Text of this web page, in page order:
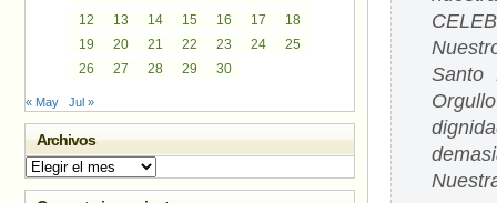
Santo
12
13 14 15 16 17
18
19
20 21 22 23 24
25
26
27 28 29 30
« May Jul »
Archivos
Archivos